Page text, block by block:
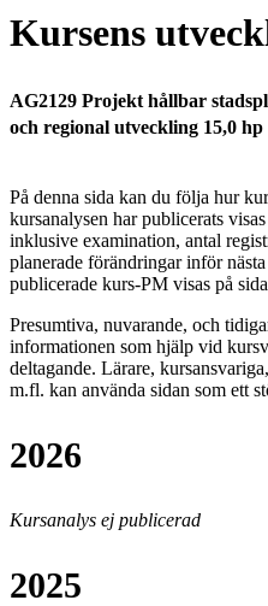
Kursens
AG2129 Projekt hållbar
och regional utveckling 15,0 hp
På denna sida kan du följa hur
kursanalysen har publicerats
inklusive examination, antal
planerade förändringar inför
publicerade kurs-PM visas på
Presumtiva, nuvarande, och
informationen som hjälp vid
deltagande. Lärare,
m.fl. kan använda sidan som ett
2026
Kursanalys ej publicerad
2025